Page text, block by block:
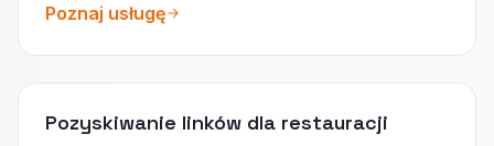
Poznaj usługę
Pozyskiwanie linków dla restauracji